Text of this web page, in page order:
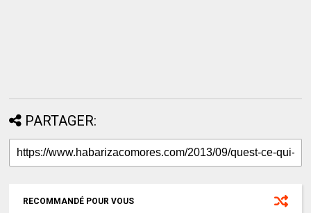
PARTAGER:
RECOMMANDÉ POUR VOUS